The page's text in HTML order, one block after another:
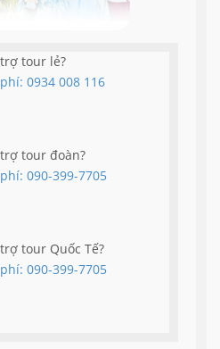
tour lẻ?
0934 008 116
tour đoàn?
090-399-7705
tour Quốc Tế?
090-399-7705